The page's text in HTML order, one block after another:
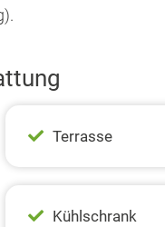
Terrasse
Kühlschrank